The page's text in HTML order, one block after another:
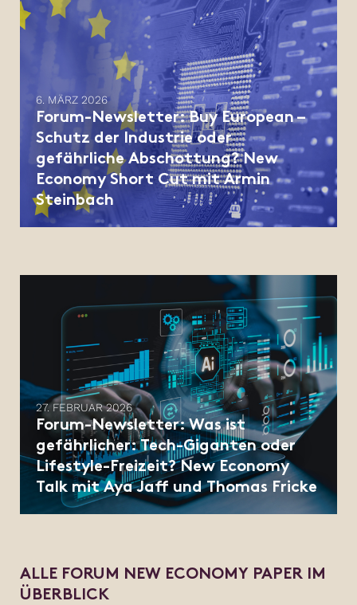
6. MÄRZ 2026
Forum-Newsletter: Buy European –
Schutz der Industrie oder
gefährliche Abschottung? New
Economy Short Cut mit Armin
Steinbach
27. FEBRUAR 2026
Forum-Newsletter: ​Was ist
gefährlicher: Tech-Giganten oder
Lifestyle-Freizeit? New Economy
Talk mit Aya Jaff und Thomas Fricke
ALLE FORUM NEW ECONOMY PAPER IM
ÜBERBLICK